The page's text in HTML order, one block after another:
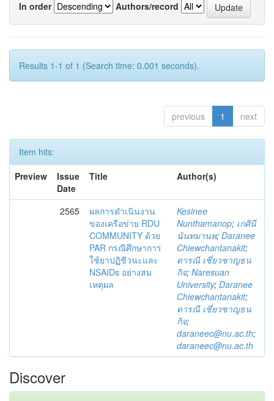
In order
Authors/record
Results 1-1 of 1 (Search time: 0.001 seconds).
previous 1 next
Item hits:
Preview
Issue
Date
Title Author(s)
2565
ผลการดำเนินงาน
ของเครือข่าย RDU
COMMUNITY ด้วย
PAR กรณีศึกษาการ
ใช้ยาปฏิชีวนะและ
NSAIDs อย่างสม
เหตุผล
Kesinee
Nunthamanop; เกศินี
นันทมานพ; Daranee
Chiewchantanakit;
ดารณี เชี่ยวชาญธน
กิจ; Naresuan
University; Daranee
Chiewchantanakit;
ดารณี เชี่ยวชาญธน
กิจ;
daraneec@nu.ac.th;
daraneec@nu.ac.th
Discover